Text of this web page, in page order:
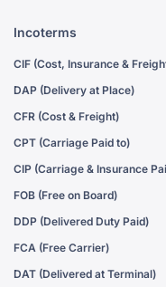
Incoterms
CIF (Cost, Insurance &
DAP (Delivery at Place)
CFR (Cost & Freight)
CPT (Carriage Paid to)
CIP (Carriage & Insurance
FOB (Free on Board)
DDP (Delivered Duty Paid)
FCA (Free Carrier)
DAT (Delivered at Terminal)